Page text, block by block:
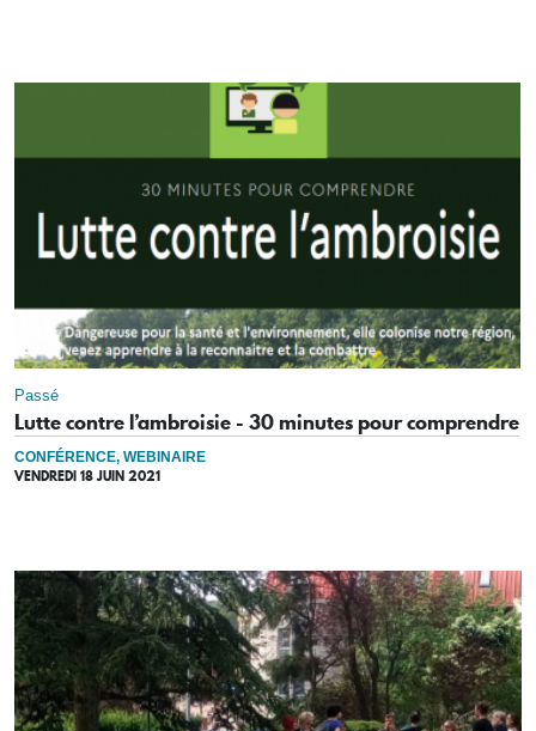
Passé
Lutte contre l’ambroisie - 30 minutes pour comprendre
CONFÉRENCE, WEBINAIRE
VENDREDI 18 JUIN 2021